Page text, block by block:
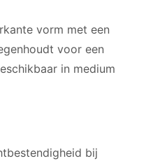
vorm met een
voor een
in medium
bij